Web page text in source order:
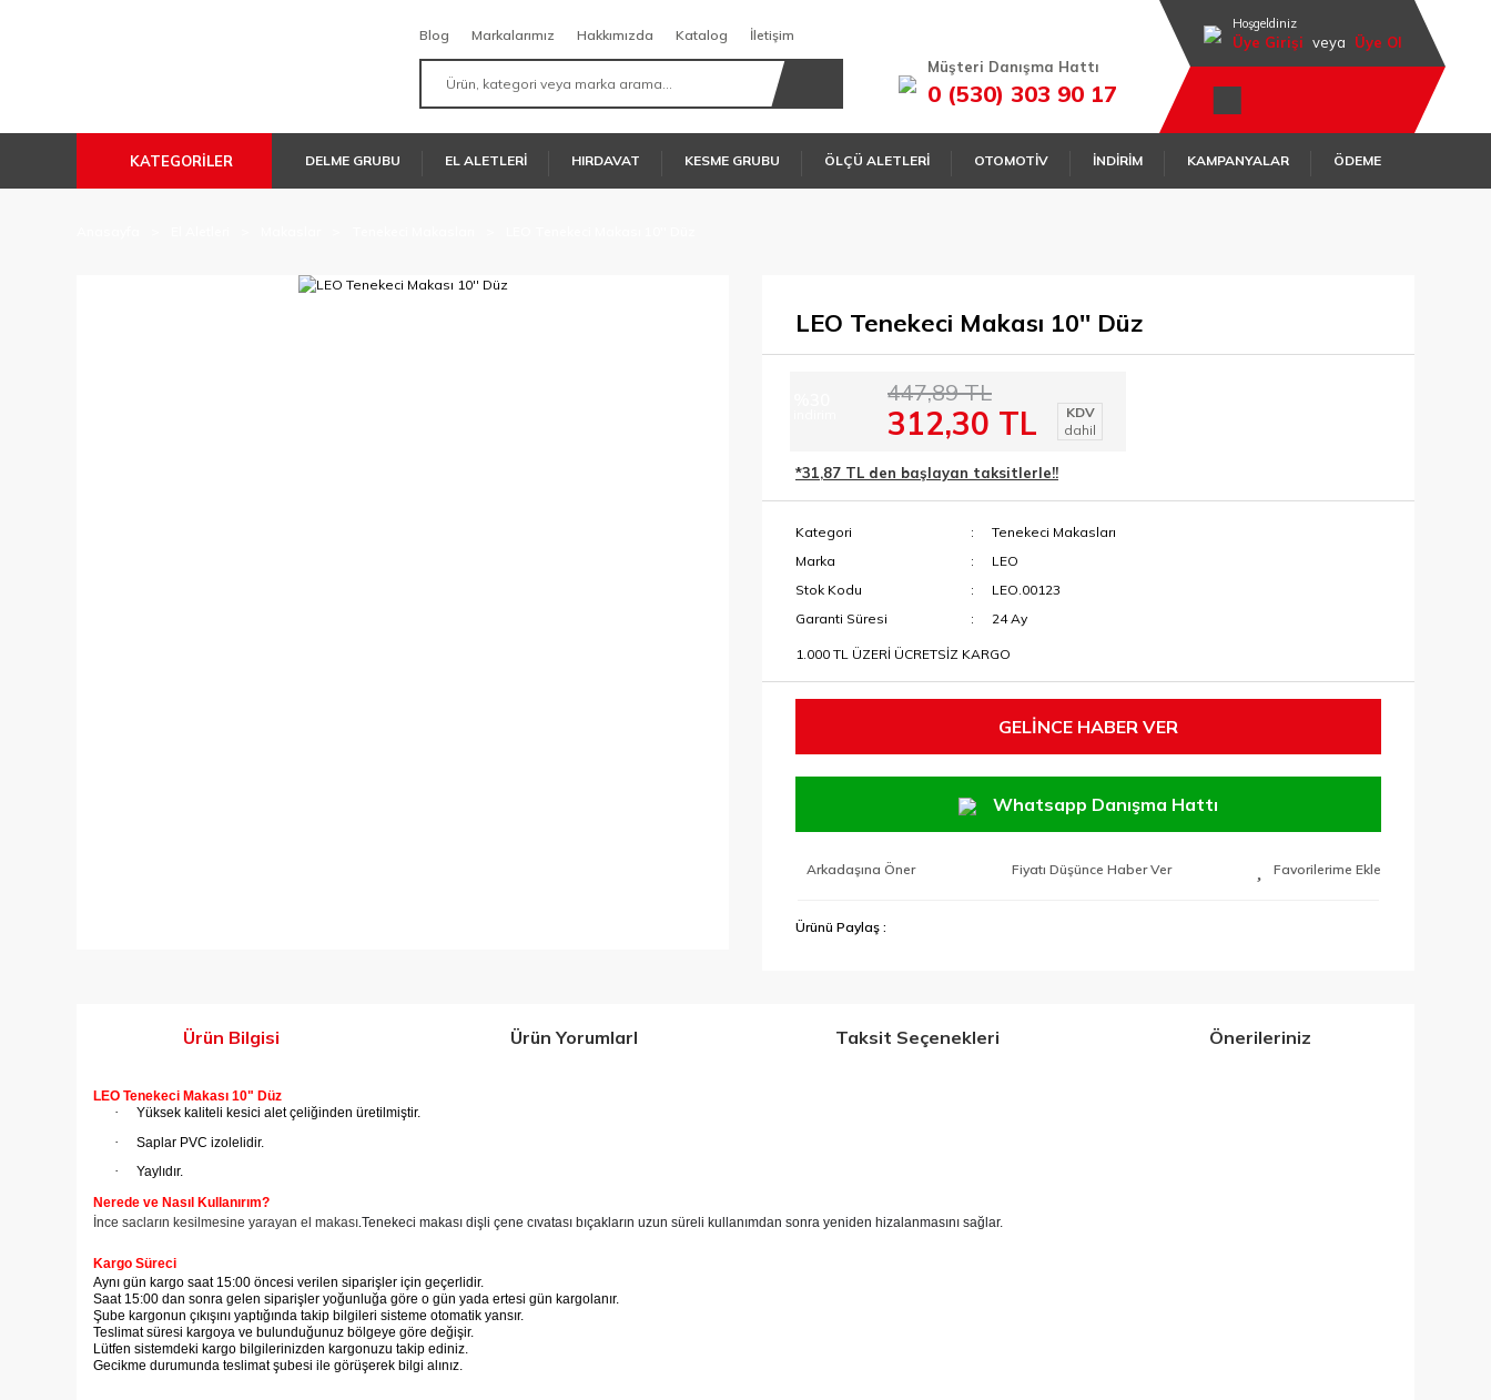
Blog Markalarımız Hakkımızda Katalog İletişim
Müşteri Danışma Hattı
0 (530) 303 90 17
Hoşgeldiniz
Üye Girişi veya Üye Ol
KATEGORİLER DELME GRUBU EL ALETLERİ HIRDAVAT KESME GRUBU ÖLÇÜ ALETLERİ OTOMOTİV İNDİRİM KAMPANYALAR ÖDEME
LEO Tenekeci Makası 10'' Düz
447,89 TL
312,30 TL
KDV
dahil
*31,87 TL den başlayan taksitlerle!!
Kategori
Tenekeci Makasları
Marka
LEO
Stok Kodu
LEO.00123
Garanti Süresi
24 Ay
1.000 TL ÜZERİ ÜCRETSİZ KARGO
GELİNCE HABER VER
Whatsapp Danışma Hattı
Arkadaşına Öner Fiyatı Düşünce Haber Ver
Ürünü Paylaş :
Ürün Bilgisi Ürün YorumlarI Taksit Seçenekleri Önerileriniz
LEO Tenekeci Makası 10" Düz
· Yüksek kaliteli kesici alet çeliğinden üretilmiştir.
· Saplar PVC izolelidir.
·
Yaylıdır.
Nerede ve Nasıl Kullanırım?
İnce sacların kesilmesine yarayan el makası.Tenekeci makası dişli çene cıvatası bıçakların uzun süreli kullanımdan sonra yeniden hizalanmasını sağlar.
Kargo Süreci
Aynı gün kargo saat 15:00 öncesi verilen siparişler için geçerlidir.
Saat 15:00 dan sonra gelen siparişler yoğunluğa göre o gün yada ertesi gün kargolanır.
Şube kargonun çıkışını yaptığında takip bilgileri sisteme otomatik yansır.
Teslimat süresi kargoya ve bulunduğunuz bölgeye göre değişir.
Lütfen sistemdeki kargo bilgilerinizden kargonuzu takip ediniz.
Gecikme durumunda teslimat şubesi ile görüşerek bilgi alınız.